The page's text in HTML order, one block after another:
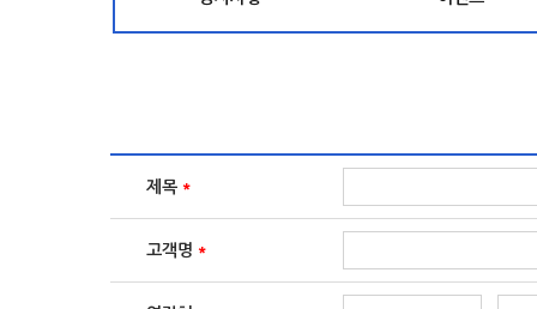
제목 *
고객명 *